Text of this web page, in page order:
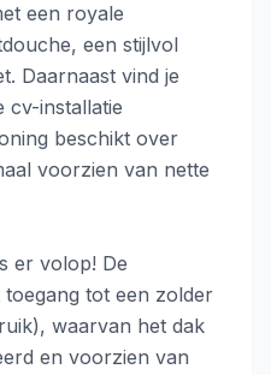
een royale
een stijlvol
Daarnaast vind je
cv-installatie
beschikt over
voorzien van nette
er volop! De
tot een zolder
waarvan het dak
en voorzien van